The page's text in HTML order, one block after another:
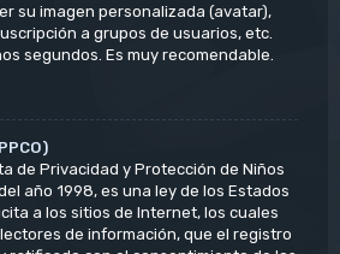
su imagen personalizada (avatar),
a grupos de usuarios, etc.
segundos. Es muy recomendable.
de Privacidad y Protección de Niños
año 1998, es una ley de los Estados
a los sitios de Internet, los cuales
de información, que el registro